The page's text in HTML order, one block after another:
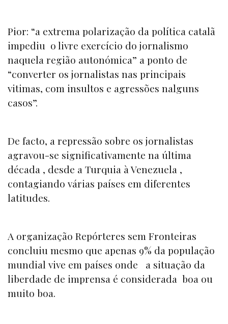
Pior: “a extrema polarização da política catalã
impediu o livre exercício do jornalismo
naquela região autonómica” a ponto de
“converter os jornalistas nas principais
vitimas, com insultos e agressões nalguns
casos”.
De facto, a repressão sobre os jornalistas
agravou-se significativamente na última
década , desde a Turquia à Venezuela ,
contagiando várias países em diferentes
latitudes.
A organização Repórteres sem Fronteiras
concluiu mesmo que apenas 9% da população
mundial vive em países onde a situação da
liberdade de imprensa é considerada boa ou
muito boa.